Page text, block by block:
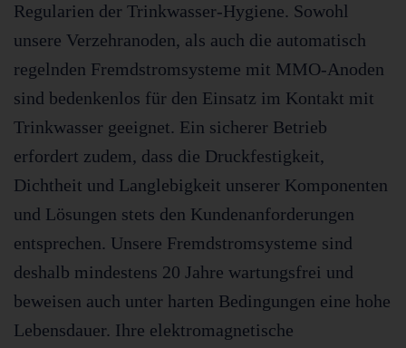
Regularien der Trinkwasser-Hygiene. Sowohl
unsere Verzehranoden, als auch die automatisch
regelnden Fremdstromsysteme mit MMO-Anoden
sind bedenkenlos für den Einsatz im Kontakt mit
Trinkwasser geeignet. Ein sicherer Betrieb
erfordert zudem, dass die Druckfestigkeit,
Dichtheit und Langlebigkeit unserer Komponenten
und Lösungen stets den Kundenanforderungen
entsprechen. Unsere Fremdstromsysteme sind
deshalb mindestens 20 Jahre wartungsfrei und
beweisen auch unter harten Bedingungen eine hohe
Lebensdauer. Ihre elektromagnetische